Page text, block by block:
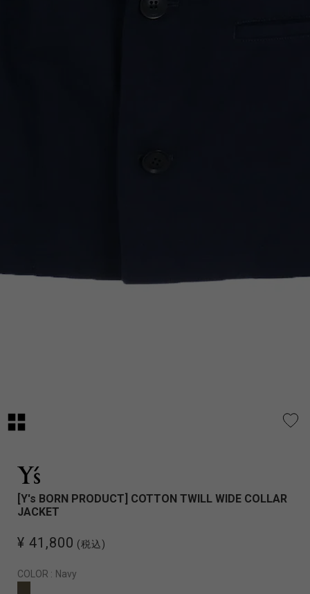
[Y's BORN PRODUCT] COTTON TWILL WIDE COLLAR
JACKET
¥ 41,800 (税込)
COLOR : Navy